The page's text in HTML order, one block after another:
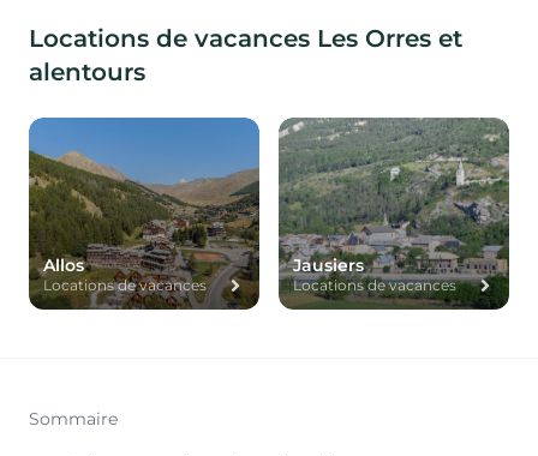
Locations de vacances Les Orres et
alentours
Allos
Locations de vacances
Jausiers
Locations de vacances
Sommaire